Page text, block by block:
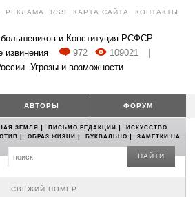
РЕКЛАМА RSS КАРТА САЙТА КОНТАКТЫ
большевиков и Конституция РСФСР
972 109021
Угрозы и возможности
АВТОРЫ ФОРУМ
ЗЕМЛЯ | ПИСЬМО РЕДАКЦИИ |
ИСКУССТВО
| ОБРАЗ ЖИЗНИ | БУКВАЛЬНО |
ЗАМЕТКИ НА
НАЙТИ
СВЕЖИЙ НОМЕР